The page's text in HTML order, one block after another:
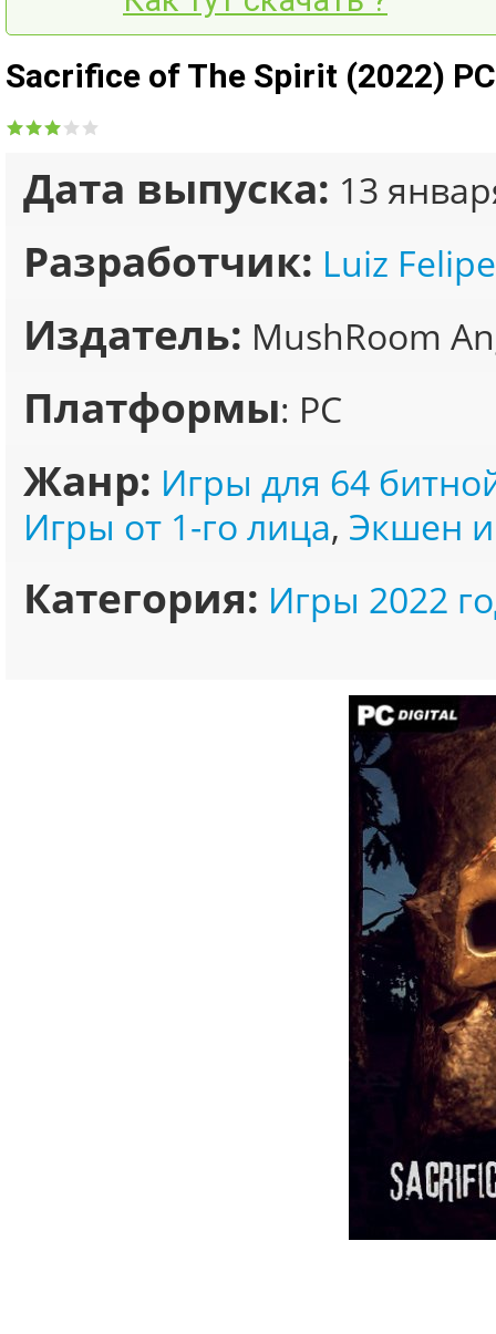
Sacrifice of The Spirit (2022)
Дата выпуска: 13
Разработчик: Luiz
Издатель: MushRoom
Платформы: PC
Жанр: Игры для 64
Игры от 1-го лица, Экшен
Категория: Игры 2022